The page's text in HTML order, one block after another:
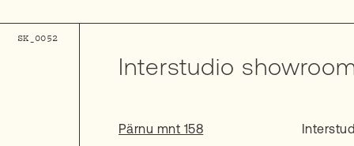
Interstudio
Pärnu mnt 158